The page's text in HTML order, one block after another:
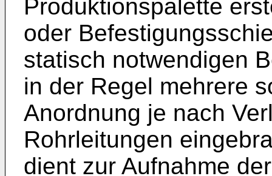
Produktionspalette
oder
statisch notwendigen
in der Regel mehrere
Anordnung je nach
Rohrleitungen
dient zur Aufnahme